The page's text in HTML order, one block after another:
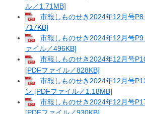
ル／1.71MB]
市報しものせき2024年12月号
717KB]
市報しものせき2024年12月号
ァイル／496KB]
市報しものせき2024年12月号
[PDFファイル／828KB]
市報しものせき2024年12月号
ン [PDFファイル／1.18MB]
市報しものせき2024年12月号